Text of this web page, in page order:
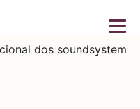
dos soundsystem